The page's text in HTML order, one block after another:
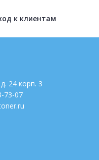
к клиентам
24 корп. 3
73-07